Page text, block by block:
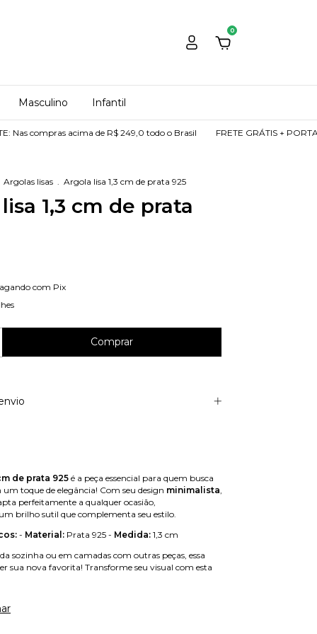
0
Masculino Infantil
acima de R$ 249,0 todo o Brasil FRETE GRÁTIS + PORTA JOIAS
Argolas lisas . Argola lisa 1,3 cm de prata 925
1,3 cm de prata
com Pix
de prata 925 é a peça essencial para quem busca
toque de elegância! Com seu design minimalista
perfeitamente a qualquer ocasião,
brilho sutil que complementa seu estilo.
- Material: Prata 925 - Medida: 1,3 cm
sozinha ou em camadas com outras peças, essa
sua nova favorita! Transforme seu visual com esta